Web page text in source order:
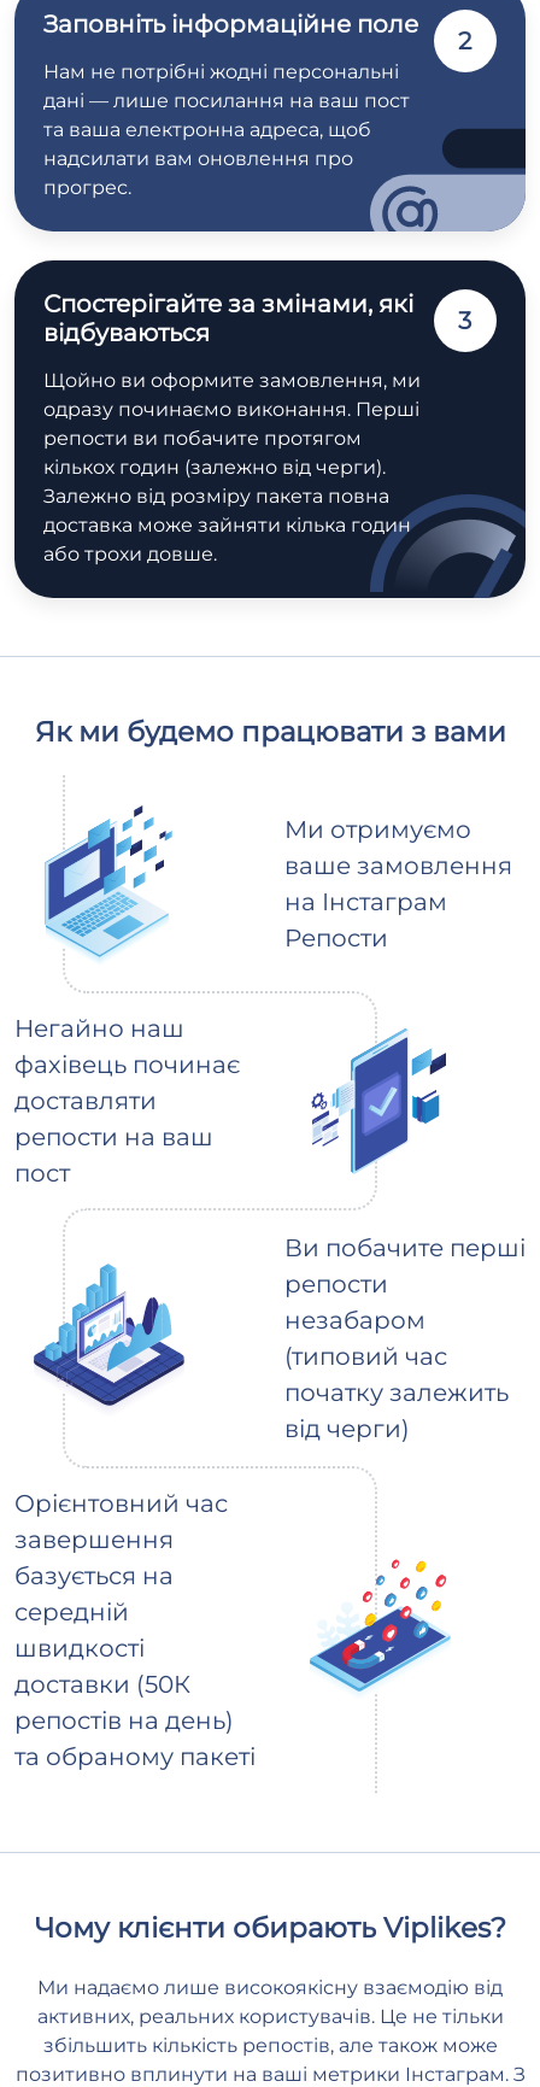
Заповніть інформаційне поле
Нам не потрібні жодні персональні
дані — лише посилання на ваш пост
та ваша електронна адреса, щоб
надсилати вам оновлення про
прогрес.
2
Спостерігайте за змінами, які
відбуваються
Щойно ви оформите замовлення, ми
одразу починаємо виконання. Перші
репости ви побачите протягом
кількох годин (залежно від черги).
Залежно від розміру пакета повна
доставка може зайняти кілька годин
або трохи довше.
3
Як ми будемо працювати з вами
Ми отримуємо
ваше замовлення
на Інстаграм
Репости
Негайно наш
фахівець починає
доставляти
репости на ваш
пост
Ви побачите перші
репости
незабаром
(типовий час
початку залежить
від черги)
Орієнтовний час
завершення
базується на
середній
швидкості
доставки (50К
репостів на день)
та обраному пакеті
Чому клієнти обирають Viplikes?
Ми надаємо лише високоякісну взаємодію від
активних, реальних користувачів. Це не тільки
збільшить кількість репостів, але також може
позитивно вплинути на ваші метрики Інстаграм. З